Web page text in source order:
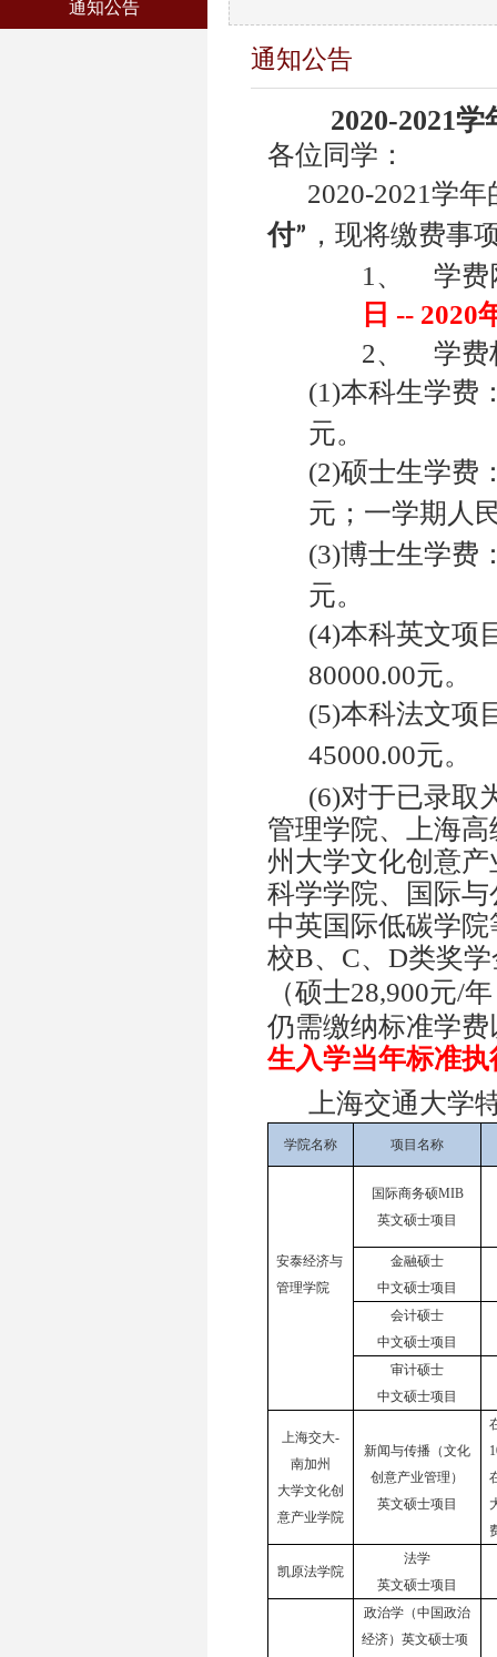
通知公告
通知公告
2020-2021学
各位同学：
2020-2021 学年
付” ，现将缴费事
1、
学费
日 -- 2020
2、
学费
(1)本科生学费
元。
(2)硕士生学费
元；一学期人
(3)博士生学费
元。
(4)本科英文项
80000.00元。
(5)本科法文项
45000.00元。
(6)对于已录取
管理学院、上海
州大学文化创意
科学学院、国际
中英国际低碳学
校B、 C、 D类奖
（硕士28,900元/
仍需缴纳标准学
生入学当年标准执
上海交通大学
学院名称 项目名称
安泰经济与
管理学院
国际商务硕MIB
英文硕士项目
金融硕士
中文硕士项目
会计硕士
中文硕士项目
审计硕士
中文硕士项目
上海交大-
南加州
大学文化创
意产业学院
新闻与传播（文化
创意产业管理）
英文硕士项目
凯原法学院
法学
英文硕士项目
政治学（中国政治
经济）英文硕士项